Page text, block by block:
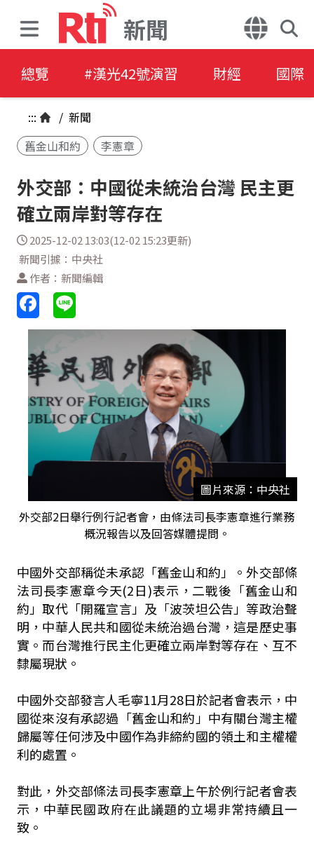
新聞
總覽 #漢光42號演習 財經 國際
::: / 新聞
舊金山和約
李憲章
外交部：中國從未統治台灣 民主更
確立兩岸對等存在
2025-12-02 13:03(12-02 15:23更新)
新聞引據：中央社
作者：新聞編輯
圖片來源：中央社
外交部2日舉行例行記者會，由條法司長李憲章進行業務
概況報告以及回答媒體提問。
中國外交部稱從未承認「舊金山和約」。外交部條
法司長李憲章今天(2日)表示，二戰後「舊金山和
約」取代「開羅宣言」及「波茨坦公告」等政治聲
明，中華人民共和國從未統治過台灣，這是歷史事
實。而台灣推行民主化更確立兩岸對等存在、互不
隸屬現狀。
中國外交部發言人毛寧11月28日於記者會表示，中
國從來沒有承認過「舊金山和約」中有關台灣主權
歸屬等任何涉及中國作為非締約國的領土和主權權
利的處置。
對此，外交部條法司長李憲章上午於例行記者會表
示，中華民國政府在此議題的立場非常持續且一
致。